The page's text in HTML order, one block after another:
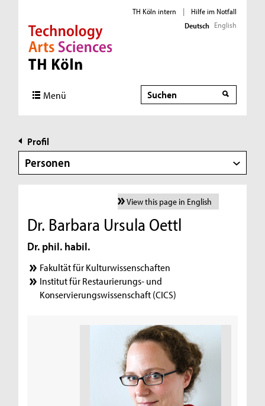
Direkt zur Hauptnavigation
Direkt zur Subnavigation
Direkt zum Inhalt
Direkt zum Fußbereich
TH Köln intern |
Hilfe im Notfall
Deutsch English
Menü Suche
Profil
Personen
View this page in English
Dr. Barbara Ursula Oettl
Dr. phil. habil.
Fakultät für Kulturwissenschaften
Institut für Restaurierungs- und
Konservierungswissenschaft (CICS)